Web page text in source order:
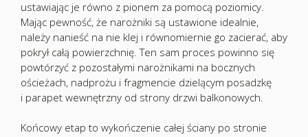
ustawiając je równo z pionem za pomocą poziomicy.
Mając pewność, że narożniki są ustawione idealnie,
należy nanieść na nie klej i równomiernie go zacierać, aby
pokrył całą powierzchnię. Ten sam proces powinno się
powtórzyć z pozostałymi narożnikami na bocznych
ościeżach, nadprożu i fragmencie dzielącym posadzkę
i parapet wewnętrzny od strony drzwi balkonowych.
Końcowy etap to wykończenie całej ściany po stronie